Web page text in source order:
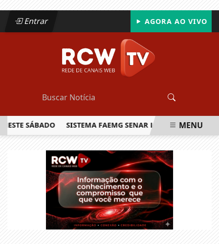
Entrar AGORA AO VIVO
SÁBADO SISTEMA FAEMG SENAR LANÇA O PRIMEIRO
MENU